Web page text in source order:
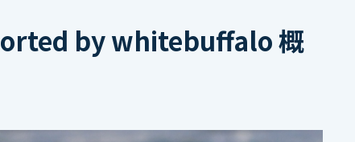
by whitebuffalo 概